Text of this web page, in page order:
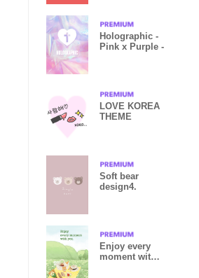
Holographic -
Pink x Purple -
LOVE KOREA
THEME
Soft bear
design4.
Enjoy every
moment with